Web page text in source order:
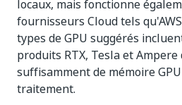
locaux, mais fonctionne
fournisseurs Cloud tels
types de GPU suggérés
produits RTX, Tesla et
suffisamment de mémoire
traitement.